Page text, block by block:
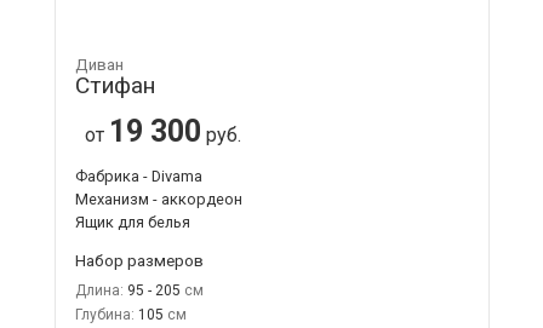
Диван
Стифан
от 19 300 руб.
Фабрика - Divama
Механизм - аккордеон
Ящик для белья
Набор размеров
Длина: 95 - 205
Глубина: 105